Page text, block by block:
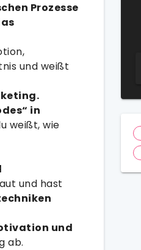
Prozesse
und weißt
in
weißt, wie
und hast
und
ab.